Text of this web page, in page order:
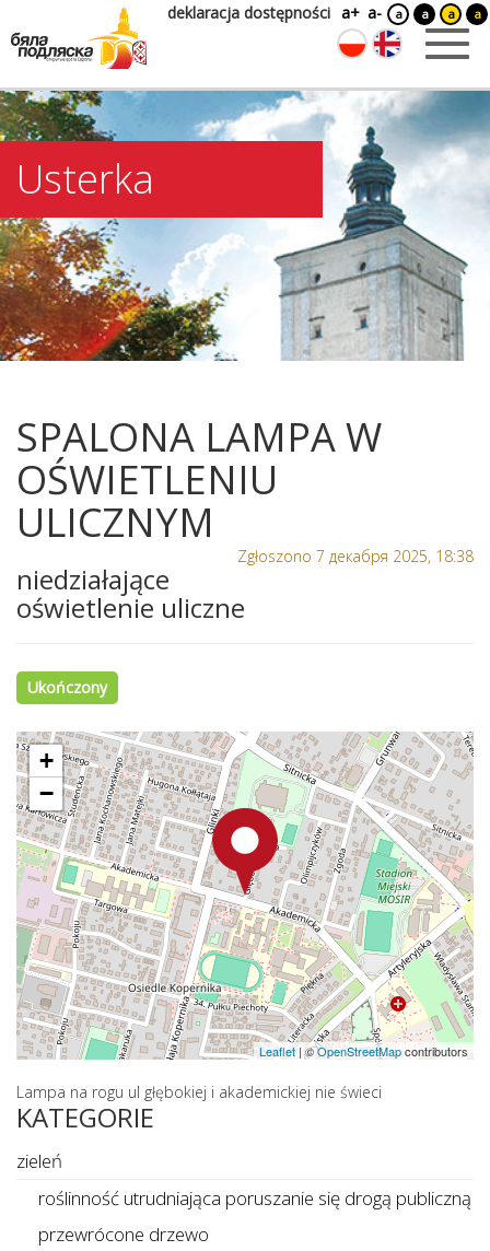
deklaracja dostępności a+ a- a a a a
Usterka
SPALONA LAMPA W
OŚWIETLENIU
ULICZNYM
Zgłoszono 7 декабря 2025, 18:38
niedziałające
oświetlenie uliczne
Ukończony
+
−
Leaflet |©OpenStreetMapcontributors
Lampa na rogu ul głębokiej i akademickiej nie świeci
KATEGORIE
zieleń
roślinność utrudniająca poruszanie się drogą publiczną
przewrócone drzewo